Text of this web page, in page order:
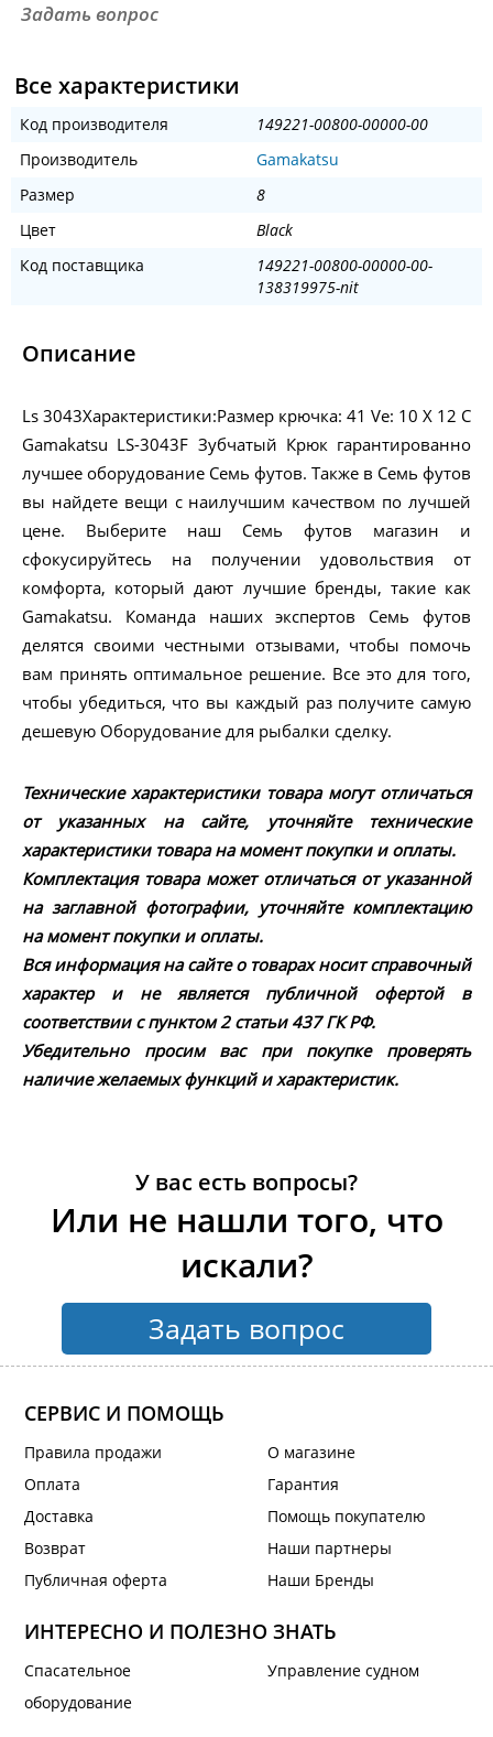
Задать вопрос
Все характеристики
Код производителя
149221-00800-00000-00
Производитель
Gamakatsu
Размер
8
Цвет
Black
Код поставщика
149221-00800-00000-00-
138319975-nit
Описание
Ls 3043Характеристики:Размер крючка: 41 Ve: 10 X 12 С
Gamakatsu LS-3043F Зубчатый Крюк гарантированно
лучшее оборудование Семь футов. Также в Семь футов
вы найдете вещи с наилучшим качеством по лучшей
цене. Выберите наш Семь футов магазин и
сфокусируйтесь на получении удовольствия от
комфорта, который дают лучшие бренды, такие как
Gamakatsu. Команда наших экспертов Семь футов
делятся своими честными отзывами, чтобы помочь
вам принять оптимальное решение. Все это для того,
чтобы убедиться, что вы каждый раз получите самую
дешевую Оборудование для рыбалки сделку.
Технические характеристики товара могут отличаться
от указанных на сайте, уточняйте технические
характеристики товара на момент покупки и оплаты.
Комплектация товара может отличаться от указанной
на заглавной фотографии, уточняйте комплектацию
на момент покупки и оплаты.
Вся информация на сайте о товарах носит справочный
характер и не является публичной офертой в
соответствии с пунктом 2 статьи 437 ГК РФ.
Убедительно просим вас при покупке проверять
наличие желаемых функций и характеристик.
У вас есть вопросы?
Или не нашли того, что
искали?
Задать вопрос
СЕРВИС И ПОМОЩЬ
Правила продажи
Оплата
Доставка
Возврат
Публичная оферта
О магазине
Гарантия
Помощь покупателю
Наши партнеры
Наши Бренды
ИНТЕРЕСНО И ПОЛЕЗНО ЗНАТЬ
Спасательное
оборудование
Управление судном